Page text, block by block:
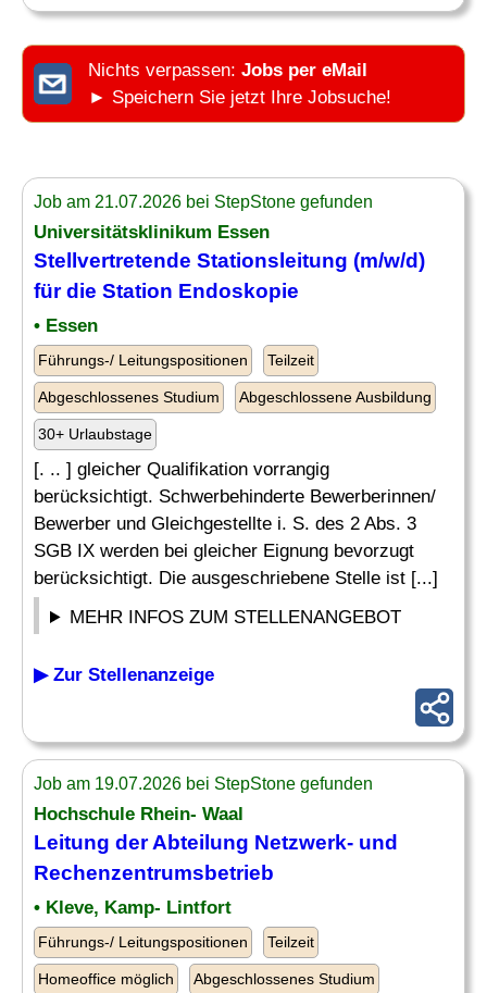
Nichts verpassen: Jobs per eMail
► Speichern Sie jetzt Ihre Jobsuche!
Job am 21.07.2026 bei StepStone gefunden
Universitätsklinikum Essen
Stellvertretende Stationsleitung (m/w/d)
für die Station Endoskopie
• Essen
Führungs-/ Leitungspositionen Teilzeit
Abgeschlossenes Studium Abgeschlossene Ausbildung
30+ Urlaubstage
[. .. ] gleicher Qualifikation vorrangig
berücksichtigt. Schwerbehinderte Bewerberinnen/
Bewerber und Gleichgestellte i. S. des 2 Abs. 3
SGB IX werden bei gleicher Eignung bevorzugt
berücksichtigt. Die ausgeschriebene Stelle ist [...]
MEHR INFOS ZUM STELLENANGEBOT
▶ Zur Stellenanzeige
Job am 19.07.2026 bei StepStone gefunden
Hochschule Rhein- Waal
Leitung der Abteilung Netzwerk- und
Rechenzentrumsbetrieb
• Kleve, Kamp- Lintfort
Führungs-/ Leitungspositionen Teilzeit
Homeoffice möglich Abgeschlossenes Studium